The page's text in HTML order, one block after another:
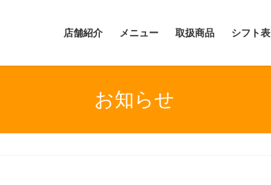
店舗紹介 メニュー 取扱商品 シフト表
お知らせ